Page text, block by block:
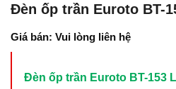
Đèn ốp trần Euroto BT-
Giá bán: Vui lòng liên hệ
Đèn ốp trần Euroto BT-153